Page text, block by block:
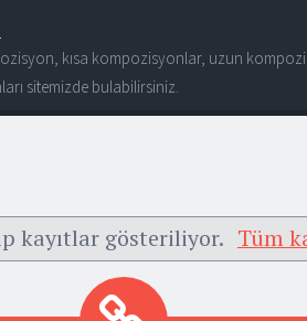
kısa kompozisyonlar, uzun
sitemizde bulabilirsiniz.
kayıtlar gösteriliyor. Tüm